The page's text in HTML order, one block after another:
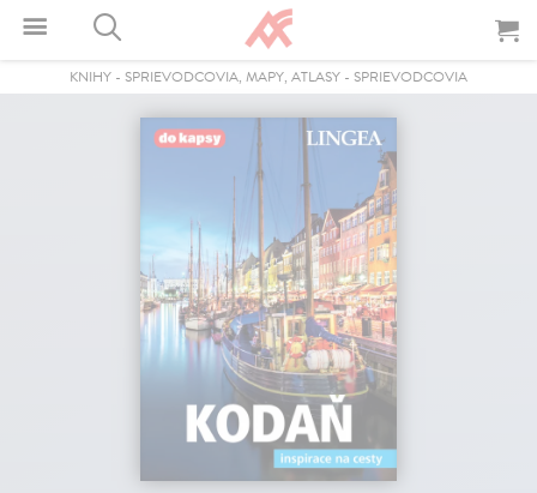
KNIHY - SPRIEVODCOVIA, MAPY, ATLASY - SPRIEVODCOVIA